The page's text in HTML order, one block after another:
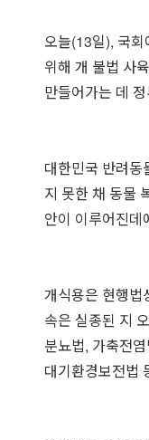
오늘(13일), 국
위해 개 불법 사
만들어가는 데
대한민국 반려동
지 못한 채 동물
안이 이루어진데
개식용은 현행법
속은 실종된 지
분뇨법, 가축전
대기환경보전법